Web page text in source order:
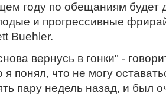
году по обещаниям будет
и прогрессивные
Buehler.
вернусь в гонки" -
понял, что не могу
пару недель назад, и был